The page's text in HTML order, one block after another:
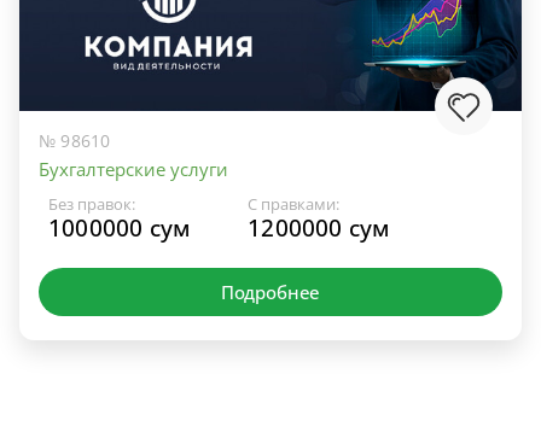
№ 98610
Бухгалтерские услуги
Без правок:
1000000 сум
С правками:
1200000 сум
Подробнее